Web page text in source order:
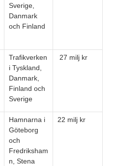
Sverige,
Danmark
och Finland
Trafikverken
i Tyskland,
Danmark,
Finland och
Sverige
27 milj kr
Hamnarna i
Göteborg
och
Fredriksham
n, Stena
22 milj kr